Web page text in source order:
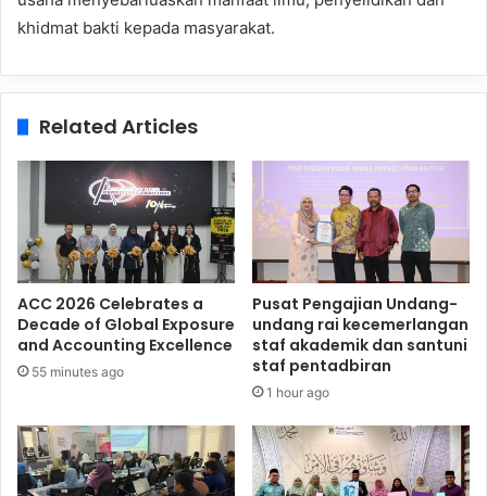
khidmat bakti kepada masyarakat.
Related Articles
ACC 2026 Celebrates a
Decade of Global Exposure
and Accounting Excellence
55 minutes ago
Pusat Pengajian Undang-
undang rai kecemerlangan
staf akademik dan santuni
staf pentadbiran
1 hour ago